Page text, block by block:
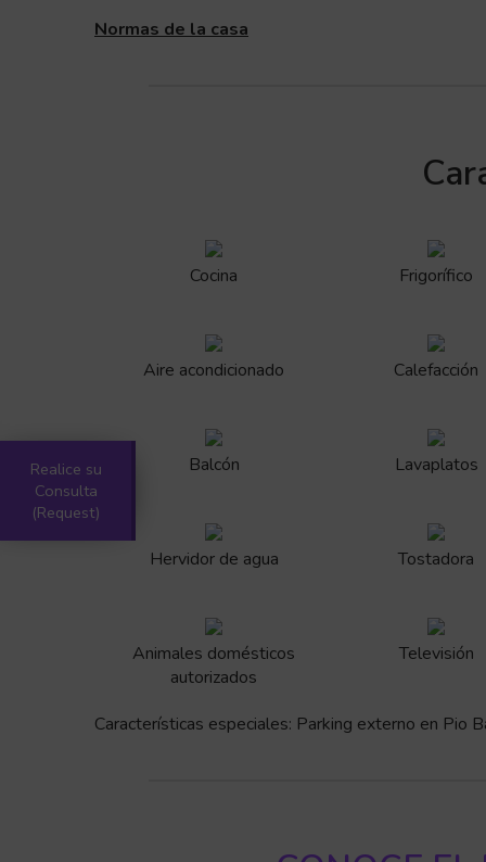
Realice su
Consulta
(Request)
Normas de la casa
Cocina Frigorífico
Aire acondicionado Calefacción
Balcón Lavaplatos
Hervidor de agua Tostadora
Animales domésticos
autorizados
Televisión
Características especiales: Parking externo en Pio